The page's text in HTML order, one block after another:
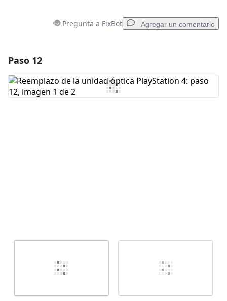
Pregunta a FixBot Agregar un comentario
Agregar Comentario
Paso 12